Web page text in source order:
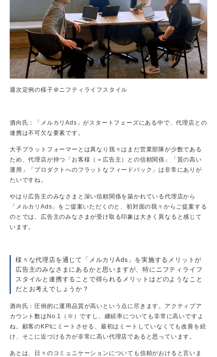
週次定例の様子＠ニフティライフスタイル
酒向氏：「メルカリAds」がスタートフェーズにある中で、代理店との
連携は不可欠な要素です。
大手プラットフォーマーとは異なり我々はまだ営業部隊が少数である
ため、代理店が持つ「お客様（＝広告主）との信頼関係」「質の高い
運用」「プロダクトへのフラットなフィードバック」は非常にありが
たいですね。
やはり広告主のみなさまと深い信頼関係を築かれている代理店から
「メルカリAds」をご提案いただくのと、初対面の我々からご提案する
のとでは、広告主のみなさまが受け取る印象は大きく異なると感じて
います。
様々な代理店を通じて「メルカリAds」を実施するメリットが
広告主のみなさまにあるかと思いますが、特にニフティライフ
スタイルと連携することで得られるメリットはどのようなこと
だとお考えでしょうか？
酒向氏：圧倒的に運用品質が高いという点に尽きます。アクティブア
カウント数はNo.1（※）ですし、継続率についても非常に高いですよ
ね。顧客のKPIにミートさせる、最初はミートしていなくても改善を続
け、そこに近づける力が非常に高い代理店であると思っています。
あとは、日々のコミュニケーションについても信頼がおけると言いま